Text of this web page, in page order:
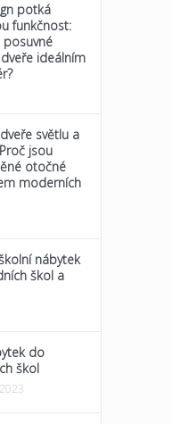
potká
funkčnost:
posuvné
ideálním
světlu a
jsou
otočné
moderních
nábytek
škol a
do
škol